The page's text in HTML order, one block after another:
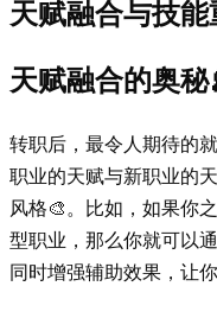
天赋融合的奥秘
转职后，最令人期待的
职业的天赋与新职业的
风格🎨。比如，如果你
型职业，那么你就可以
同时增强辅助效果，让